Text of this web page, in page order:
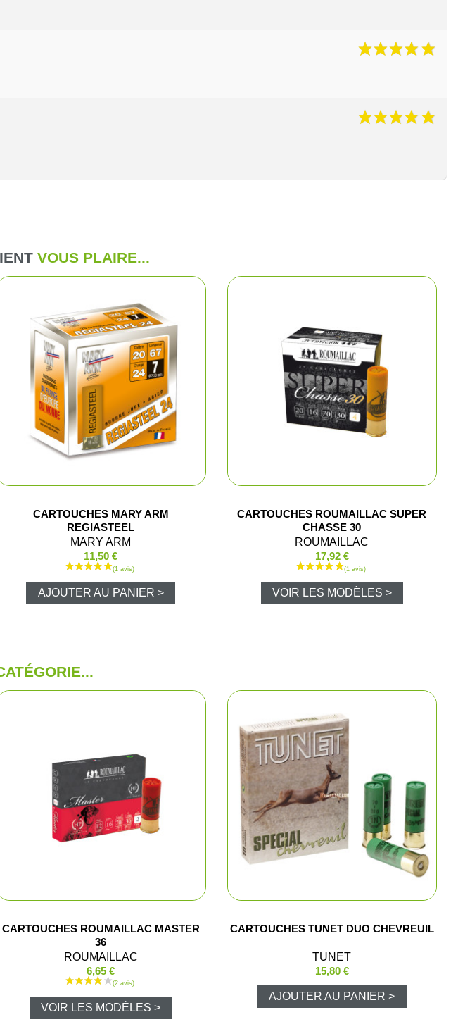
Cuissards
Sous-vêtements
Gilets de chasse
Pantalons de chasse
Gilets
T-shirts, polos et chemises
Chemises
Pantalons
Vestes et gilets
Veste Pluie
Ponchos
Pantalons Pluie
VOUS PLAIRE...
CARTOUCHES MARY ARM
REGIASTEEL
MARY ARM
11,50 €
AJOUTER AU PANIER >
CARTOUCHES ROUMAILLAC SUPER
CHASSE 30
ROUMAILLAC
17,92 €
VOIR LES MODÈLES >
CARTOUCHES ROUMAILLAC MASTER
36
ROUMAILLAC
6,65 €
VOIR LES MODÈLES >
CARTOUCHES TUNET DUO CHEVREUIL
TUNET
15,80 €
AJOUTER AU PANIER >